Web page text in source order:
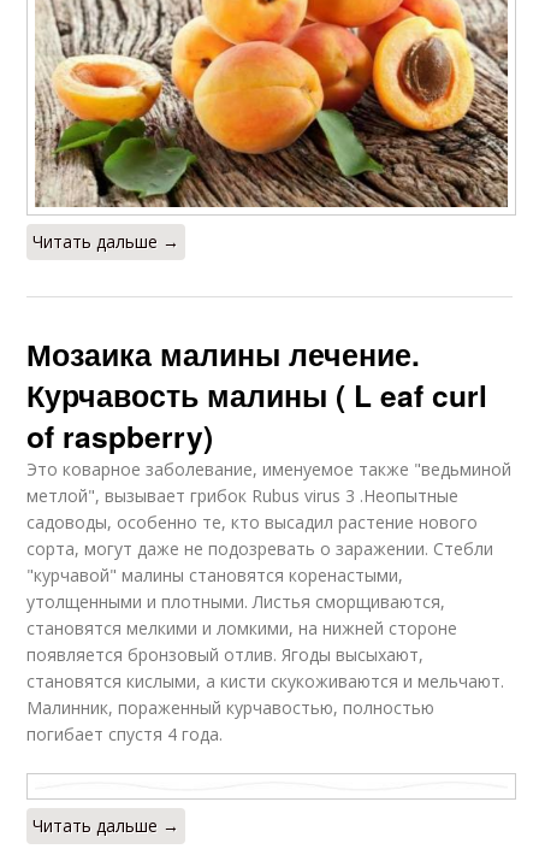
Читать дальше →
Мозаика малины лечение.
Курчавость малины ( L eaf curl
of raspberry)
Это коварное заболевание, именуемое также "ведьминой
метлой", вызывает грибок Rubus virus 3 .Неопытные
садоводы, особенно те, кто высадил растение нового
сорта, могут даже не подозревать о заражении. Стебли
"курчавой" малины становятся коренастыми,
утолщенными и плотными. Листья сморщиваются,
становятся мелкими и ломкими, на нижней стороне
появляется бронзовый отлив. Ягоды высыхают,
становятся кислыми, а кисти скукоживаются и мельчают.
Малинник, пораженный курчавостью, полностью
погибает спустя 4 года.
Читать дальше →